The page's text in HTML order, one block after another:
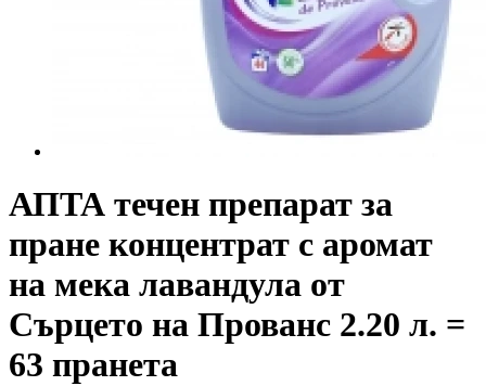
АПТА течен препарат за
пране концентрат с аромат
на мека лавандула от
Сърцето на Прованс 2.20 л. =
63 пранета